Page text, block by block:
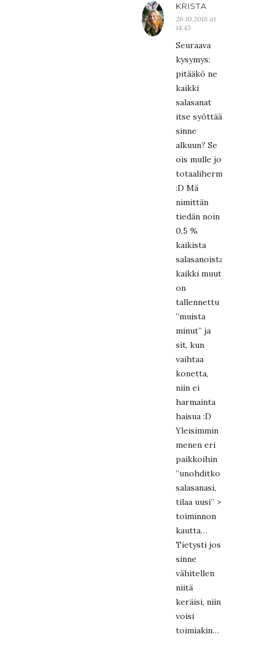
KRISTA
26.10.2018 at
14:45
Seuraava
kysymys:
pitääkö ne
kaikki
salasanat
itse syöttää
sinne
alkuun? Se
ois mulle jo
:D Mä
nimittän
tiedän noin
0,5 %
kaikista
salasanoistani,
kaikki muut
on
tallennettu
”muista
minut” ja
sit, kun
vaihtaa
konetta,
niin ei
harmainta
haisua :D
Yleisimmin
menen eri
paikkoihin
”unohditko
salasanasi,
tilaa uusi” >
toiminnon
kautta…
Tietysti jos
sinne
vähitellen
niitä
keräisi, niin
voisi
toimiakin…